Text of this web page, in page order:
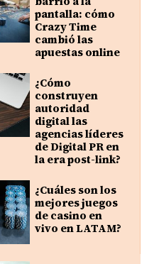
pantalla: cómo
Crazy Time
cambió las
apuestas online
¿Cómo
construyen
autoridad
digital las
agencias líderes
de Digital PR en
la era post-link?
¿Cuáles son los
mejores juegos
de casino en
vivo en LATAM?